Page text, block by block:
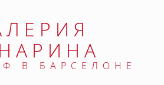
В БАРСЕЛОНЕ